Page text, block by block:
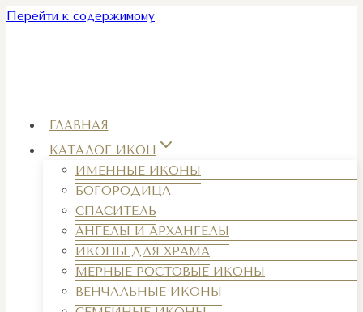
Перейти к содержимому
ГЛАВНАЯ
КАТАЛОГ ИКОН
ИМЕННЫЕ ИКОНЫ
БОГОРОДИЦА
СПАСИТЕЛЬ
АНГЕЛЫ И АРХАНГЕЛЫ
ИКОНЫ ДЛЯ ХРАМА
МЕРНЫЕ РОСТОВЫЕ ИКОНЫ
ВЕНЧАЛЬНЫЕ ИКОНЫ